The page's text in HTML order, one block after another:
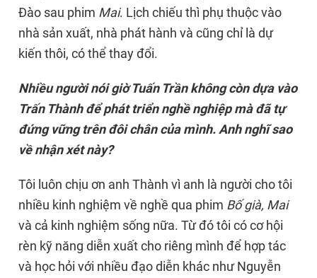
Đào sau phim Mai. Lịch chiếu thì phụ thuộc vào
nhà sản xuất, nhà phát hành và cũng chỉ là dự
kiến thôi, có thể thay đổi.
Nhiều người nói giờ Tuấn Trần không còn dựa vào
Trấn Thành để phát triển nghề nghiệp mà đã tự
đứng vững trên đôi chân của mình. Anh nghĩ sao
về nhận xét này?
Tôi luôn chịu ơn anh Thành vì anh là người cho tôi
nhiều kinh nghiệm về nghề qua phim Bố già, Mai
và cả kinh nghiệm sống nữa. Từ đó tôi có cơ hội
rèn kỹ năng diễn xuất cho riêng mình để hợp tác
và học hỏi với nhiều đạo diễn khác như Nguyễn